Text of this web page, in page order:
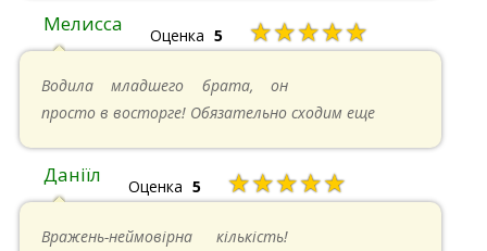
Мелисса Оценка 5 ★★★★★
Водила младшего брата, он
просто в восторге! Обязательно сходим еще
Даніїл Оценка 5 ★★★★★
Вражень-неймовірна кількість!